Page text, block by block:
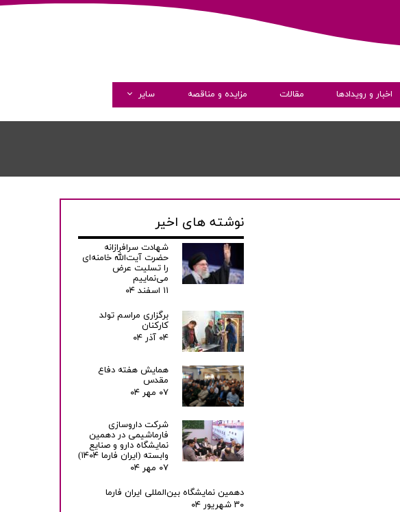
اخبار و رویدادها مقالات مزایده و مناقصه سایر
همکاری با ما
نوشته های اخیر
شهادت سرافرازانه
حضرت آیت‌الله خامنه‌ای
را تسلیت عرض
می‌نماییم
۱۱ اسفند ۰۴
برگزاری مراسم تولد
کارکنان
۰۴ آذر ۰۴
همایش هفته دفاع
مقدس
۰۷ مهر ۰۴
شرکت داروسازی
فارماشیمی در دهمین
نمایشگاه دارو و صنایع
وابسته (ایران فارما ۱۴۰۴)
۰۷ مهر ۰۴
دهمین نمایشگاه بین‌المللی ایران فارما
۳۰ شهریور ۰۴